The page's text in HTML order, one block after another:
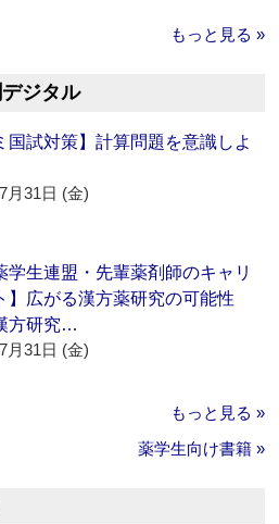
もっと見る »
ジタル
国試対策】計算問題を意識しよ
月31日 (金)
学生連盟・先輩薬剤師のキャリ
】広がる漢方薬研究の可能性
方研究…
月31日 (金)
もっと見る »
薬学生向け書籍 »